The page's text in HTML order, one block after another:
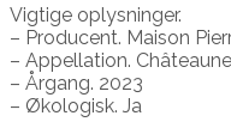
Vigtige oplysninger.
– Producent. Maison
– Appellation.
– Årgang. 2023
– Økologisk. Ja